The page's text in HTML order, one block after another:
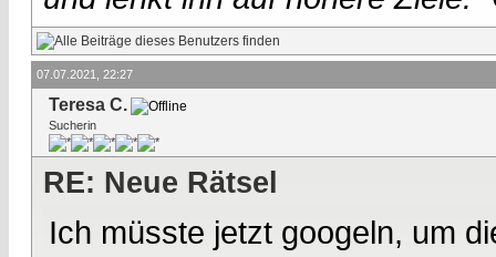
07.07.2021, 22:27
Teresa C.
Sucherin
RE: Neue Rätsel
Ich müsste jetzt googeln, um